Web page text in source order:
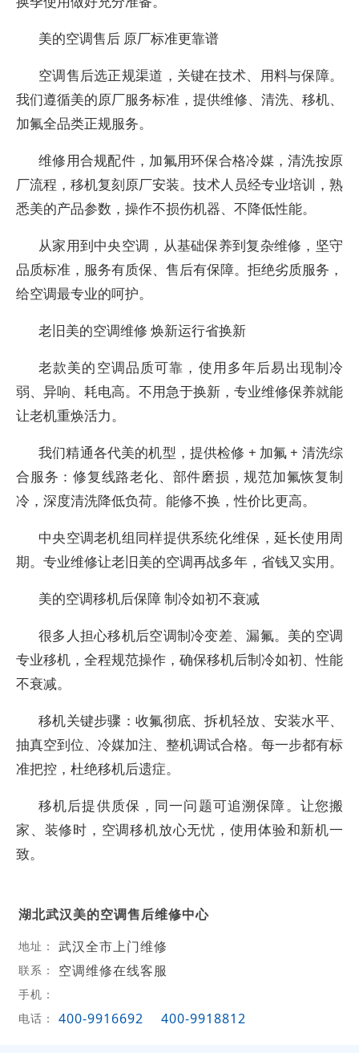
美的空调售后 原厂标准更靠谱
空调售后选正规渠道，关键在技术、用料与保障。
我们遵循美的原厂服务标准，提供维修、清洗、移机、
加氟全品类正规服务。
维修用合规配件，加氟用环保合格冷媒，清洗按原
厂流程，移机复刻原厂安装。技术人员经专业培训，熟
悉美的产品参数，操作不损伤机器、不降低性能。
从家用到中央空调，从基础保养到复杂维修，坚守
品质标准，服务有质保、售后有保障。拒绝劣质服务，
给空调最专业的呵护。
老旧美的空调维修 焕新运行省换新
老款美的空调品质可靠，使用多年后易出现制冷
弱、异响、耗电高。不用急于换新，专业维修保养就能
让老机重焕活力。
我们精通各代美的机型，提供检修 + 加氟 + 清洗综
合服务：修复线路老化、部件磨损，规范加氟恢复制
冷，深度清洗降低负荷。能修不换，性价比更高。
中央空调老机组同样提供系统化维保，延长使用周
期。专业维修让老旧美的空调再战多年，省钱又实用。
美的空调移机后保障 制冷如初不衰减
很多人担心移机后空调制冷变差、漏氟。美的空调
专业移机，全程规范操作，确保移机后制冷如初、性能
不衰减。
移机关键步骤：收氟彻底、拆机轻放、安装水平、
抽真空到位、冷媒加注、整机调试合格。每一步都有标
准把控，杜绝移机后遗症。
移机后提供质保，同一问题可追溯保障。让您搬
家、装修时，空调移机放心无忧，使用体验和新机一
致。
湖北武汉美的空调售后维修中心
地址： 武汉全市上门维修
联系： 空调维修在线客服
手机：
电话：
400-9916692 400-9918812